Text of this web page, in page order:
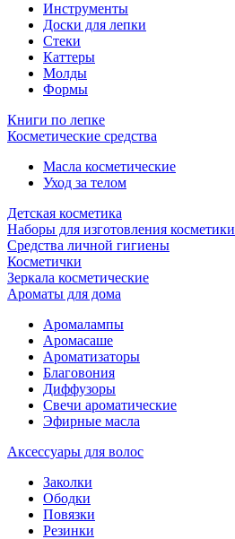
Инструменты
Доски для лепки
Стеки
Каттеры
Молды
Формы
Книги по лепке
Косметические средства
Масла косметические
Уход за телом
Детская косметика
Наборы для изготовления косметики
Средства личной гигиены
Косметички
Зеркала косметические
Ароматы для дома
Аромалампы
Аромасаше
Ароматизаторы
Благовония
Диффузоры
Свечи ароматические
Эфирные масла
Аксессуары для волос
Заколки
Ободки
Повязки
Резинки